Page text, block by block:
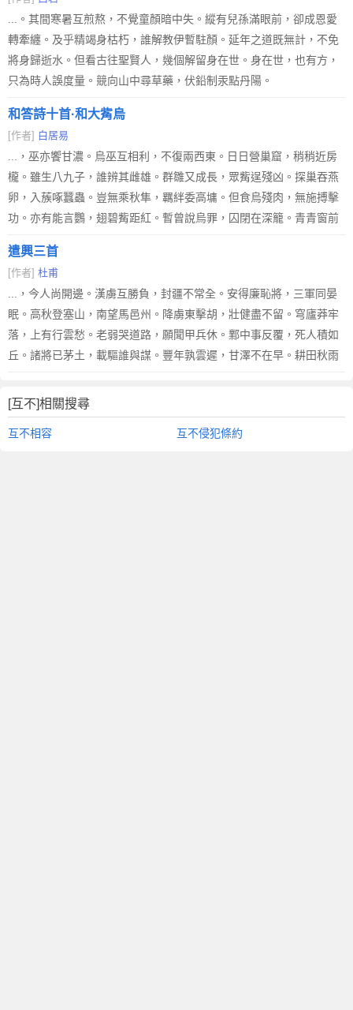
...。其間寒暑互煎熬，不覺童顏暗中失。縱有兒孫滿眼前，卻成恩愛
轉牽纏。及乎精竭身枯朽，誰解教伊暫駐顏。延年之道既無計，不免
將身歸逝水。但看古往聖賢人，幾個解留身在世。身在世，也有方，
只為時人誤度量。競向山中尋草藥，伏鉛制汞點丹陽。
和答詩十首·和大觜烏
[作者] 白居易
...，巫亦饗甘濃。烏巫互相利，不復兩西東。日日營巢窟，稍稍近房
櫳。雖生八九子，誰辨其雌雄。群雛又成長，眾觜逞殘凶。探巢吞燕
卵，入蔟啄蠶蟲。豈無乘秋隼，羈絆委高墉。但食烏殘肉，無施搏擊
功。亦有能言鸚，翅碧觜距紅。暫曾說烏罪，囚閉在深籠。青青窗前
遣興三首
[作者] 杜甫
...，今人尚開邊。漢虜互勝負，封疆不常全。安得廉恥將，三軍同晏
眠。高秋登塞山，南望馬邑州。降虜東擊胡，壯健盡不留。穹廬莽牢
落，上有行雲愁。老弱哭道路，願聞甲兵休。鄴中事反覆，死人積如
丘。諸將已茅土，載驅誰與謀。豐年孰雲遲，甘澤不在早。耕田秋雨
[互不]相關搜尋
互不相容 互不侵犯條約